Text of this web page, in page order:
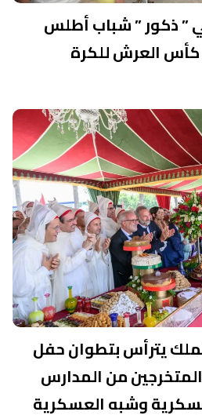
” ذكور ” شباب أطلس
كأس العرش للكرة
يترأس بتطوان حفل
من المدارس
وشبه العسكرية